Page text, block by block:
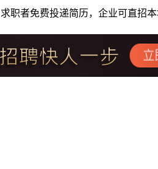
职者免费投递简历，企业可直招